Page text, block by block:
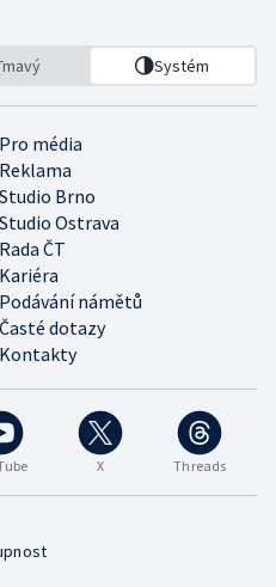
Systém
Pro média
Reklama
Studio Brno
Studio Ostrava
Rada ČT
Kariéra
Podávání námětů
Časté dotazy
Kontakty
X Threads